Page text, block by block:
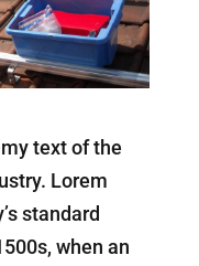
text of the
Lorem
standard
when an